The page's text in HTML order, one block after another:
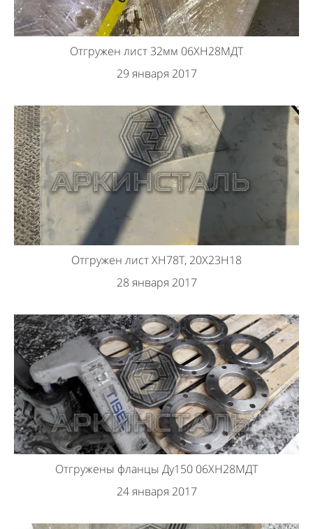
Отгружен лист 32мм 06ХН28МДТ
29 января 2017
Отгружен лист ХН78Т, 20Х23Н18
28 января 2017
Отгружены фланцы Ду150 06ХН28МДТ
24 января 2017